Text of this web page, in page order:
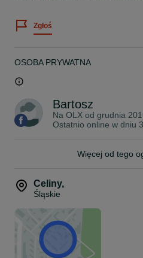
Zgłoś
OSOBA PRYWATNA
Bartosz
Na OLX od grudnia
Ostatnio online w dniu
Więcej od tego
Celiny,
Śląskie